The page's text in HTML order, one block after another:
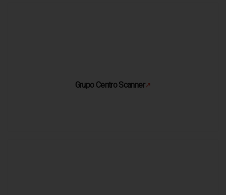
Grupo Centro Scanner↗
Se abre en una pestaña nueva